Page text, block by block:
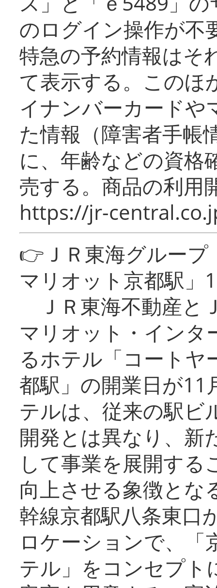
のログイン操作が不
特急の予約情報はそ
て表示する。このほ
イナンバーカードや
た情報（障害者手帳
に、年齢などの資格
売する。商品の利用
https://jr-
👉ＪＲ東海グルー
マリオット京都駅」
ＪＲ東海不動産と
マリオット・インタ
るホテル「コートヤ
都駅」の開業日が11
テルは、従来の駅ビ
開発とは異なり、新
して事業を展開する
向上させる象徴とな
幹線京都駅八条東口
ロケーションで、「
テル」をコンセプト